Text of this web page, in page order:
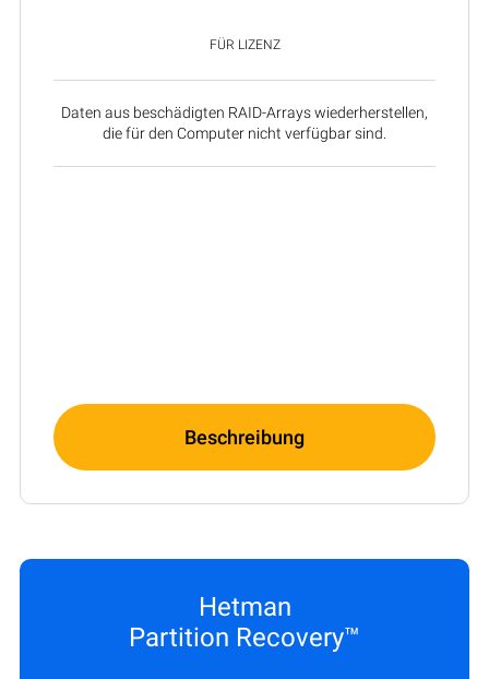
FÜR LIZENZ
Daten aus beschädigten RAID-Arrays wiederherstellen,
die für den Computer nicht verfügbar sind.
Beschreibung
Hetman
Partition Recovery™